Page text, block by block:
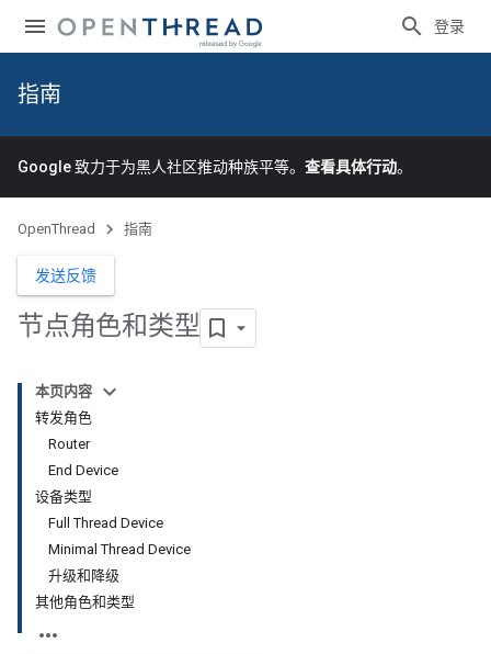
登录
指南
Google 致力于为黑人社区推动种族平等。 查看具体行动。
OpenThread 指南
发送反馈
节点角色和类型
本页内容
转发角色
Router
End Device
设备类型
Full Thread Device
Minimal Thread Device
升级和降级
其他角色和类型